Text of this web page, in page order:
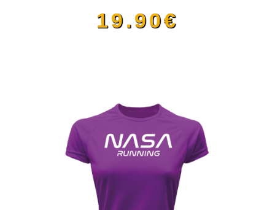
elegir
página
de
producto
con5.00de
19.90€
tiene
múltiples
variantes.